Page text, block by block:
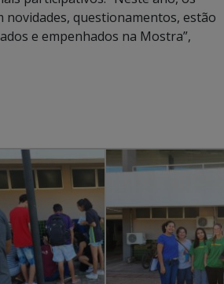
questionamentos, estão
e empenhados na Mostra”,